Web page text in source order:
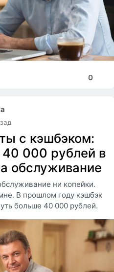
0
с кэшбэком:
000 рублей в
обслуживание
ни копейки.
В прошлом году кэшбэк
больше 40 000 рублей.